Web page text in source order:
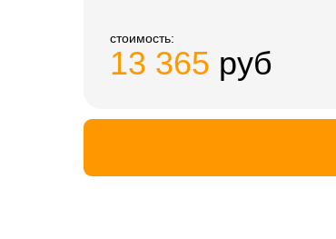
13 365 руб
стоимость: